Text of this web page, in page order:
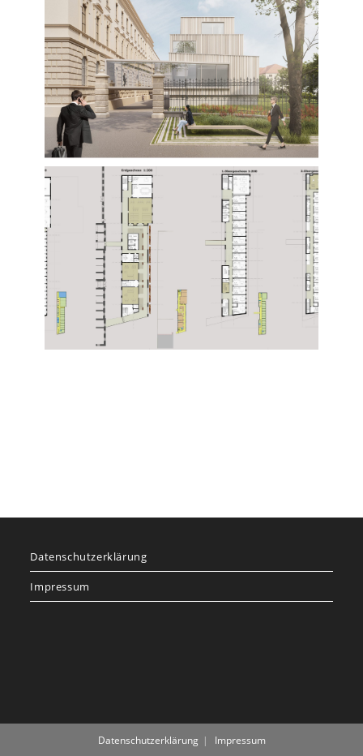
Datenschutzerklärung
Impressum
Datenschutzerklärung Impressum